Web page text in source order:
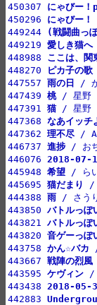
450307 にゃびー
450296 にゃびー！
449244
(戦闘曲っ
449219 愛しき猫へ
448988 ここは、関
448270
ピカ子の歌
447557 雨の日 /
447439 桃 / 星野
447391 猫 / 星野
447368 なあイッチ
447362 理不尽 /
446737 進捗 / お
446076 2018-07-
445948 希望 / ら
445695 猫だまり /
444388 雨 / さう
443850 バトルっぽ
443821 バトルっぽ
443820 音ゲーっぽ
443758 かん☆バカ
443667 戦陣の烈風
443595 ケヴィン /
443438 2018-05-
442883